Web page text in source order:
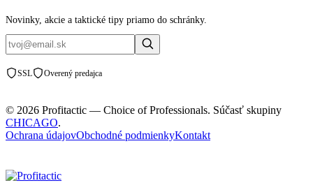
Novinky, akcie a taktické tipy priamo do schránky.
SSL Overený predajca
© 2026 Profitactic — Choice of Professionals. Súčasť skupiny
CHICAGO.
Ochrana údajovObchodné podmienkyKontakt